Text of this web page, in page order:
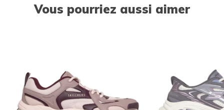
Vous pourriez aussi aimer